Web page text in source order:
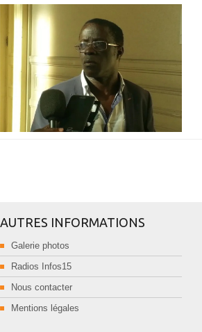
AUTRES INFORMATIONS
Galerie photos
Radios Infos15
Nous contacter
Mentions légales